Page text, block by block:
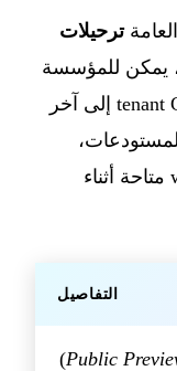
ترحيلات
يمكن للمؤسسة
وissues، وpull requests، وworkflows متاحة أثناء
التفاصيل
Public
)